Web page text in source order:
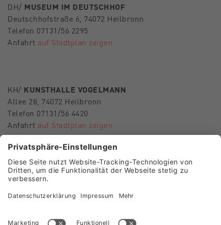
DH/ MUSEUM IM DEUTSCHHOF
Deutschhofstraße 6, 74072 Heilbronn
Telefon 07131/56 2295
Anfahrt auf Stadtplan zeigen
KH/ KUNSTHALLE VOGELMANN
Allee 28, 74072 Heilbronn
Telefon 07131/56 4420
Anfahrt auf Stadtplan zeigen
E-Mailmuseen-hn@heilbronn.de
FOLGEN SIE UNS